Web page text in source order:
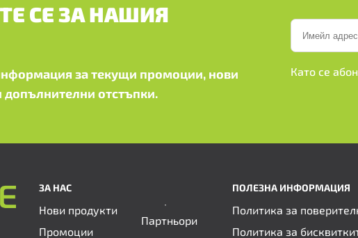
СЕ ЗА НАШИЯ
за текущи промоции, нови
допълнителни отстъпки.
Като се
ЗА НАС
Нови продукти
Промоции
Партньори
ПОЛЕЗНА ИНФОРМАЦИЯ
Политика за
Политика за